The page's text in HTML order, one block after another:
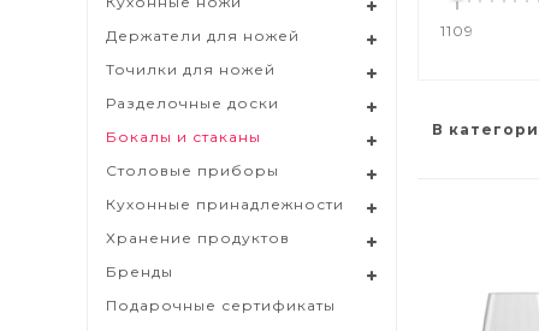
1109
В
Держатели для ножей
Точилки для ножей
Разделочные доски
Бокалы и стаканы
Столовые приборы
Кухонные принадлежности
Хранение продуктов
Бренды
Подарочные сертификаты